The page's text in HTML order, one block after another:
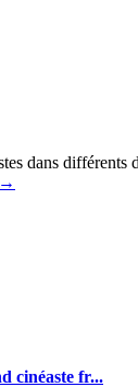
dans
→
cinéaste fr...